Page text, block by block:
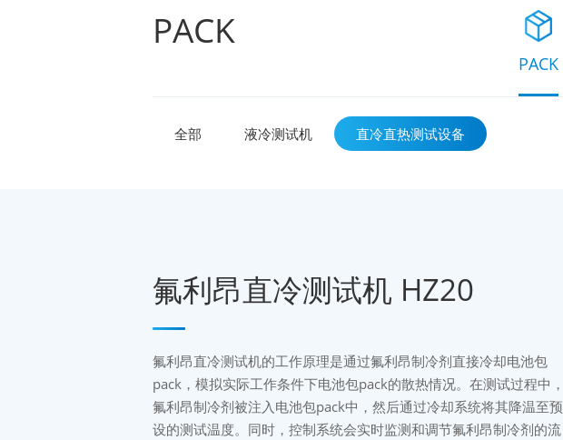
PACK
PACK
全部 液冷测试机 直冷直热测试设备
氟利昂直冷测试机 HZ20
氟利昂直冷测试机的工作原理是通过氟利昂制冷剂直接冷却电池包
pack，模拟实际工作条件下电池包pack的散热情况。在测试过程中，
氟利昂制冷剂被注入电池包pack中，然后通过冷却系统将其降温至预
设的测试温度。同时，控制系统会实时监测和调节氟利昂制冷剂的流